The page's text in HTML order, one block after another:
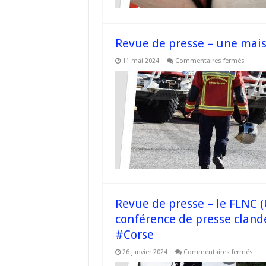
2023
Revue de presse – une
11 mai 2024 Commentaires ferméssur
de
presse
–
une
visée
à
–
#Corse
Revue de presse – le
conférence de presse
#Corse
26 janvier 2024 Commentaires ferméssur